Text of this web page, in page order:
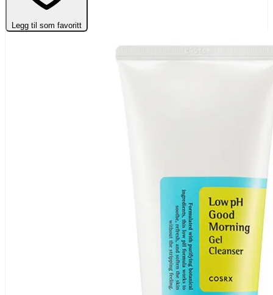
Legg til som favoritt